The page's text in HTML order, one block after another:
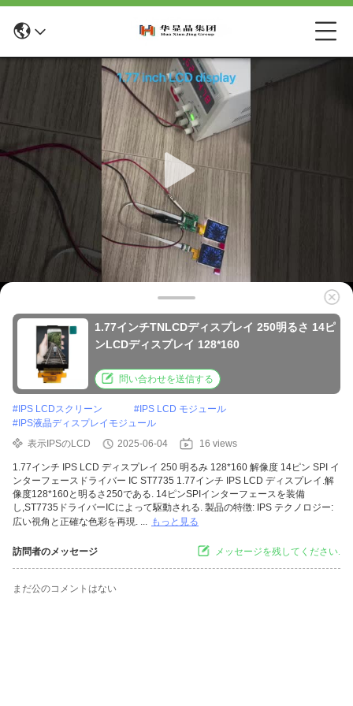
1.77インチTNLCDディスプレイ 250明るさ 14ピ
ンLCDディスプレイ 128*160
問い合わせを送信する
# IPS LCDスクリーン # IPS LCD モジュール
# IPS液晶ディスプレイモジュール
表示IPSのLCD
2025-06-04 16 views
1.77インチ IPS LCD ディスプレイ 250 明るみ 128*160 解像度 14ピン SPI イ
ンターフェースドライバー IC ST7735 1.77インチ IPS LCD ディスプレイ.解
像度128*160と明るさ250である. 14ピンSPIインターフェースを装備
し,ST7735ドライバーICによって駆動される. 製品の特徴: IPS テクノロジー:
広い視角と正確な色彩を再現. ... もっと見る
訪問者のメッセージ メッセージを残してください.
まだ公のコメントはない